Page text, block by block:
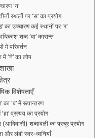
‘न’
स्थलों पर ‘स’ का प्रयोग
का उच्चारण कई स्थानों पर ‘र’
शब्द ‘वा’ कारान्त
में परिवर्तन
‘ने’ का लोप
विशेषताएँ
का ‘ब’ में रूपान्तरण
प्रत्यय का प्रयोग
शब्दावली का प्रचुर प्रयोग
और लंबी स्वर-ध्वनियाँ